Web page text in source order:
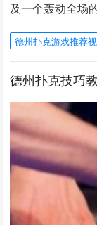
及一个轰动全场
德州扑克游戏推荐
德州扑克技巧